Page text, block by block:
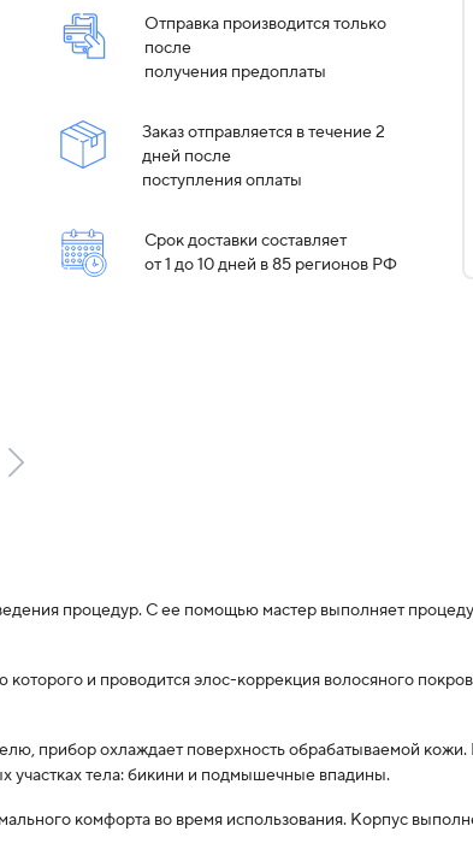
Отправка производится только
после
получения предоплаты
Заказ отправляется в течение 2
дней после
поступления оплаты
Срок доставки составляет
от 1 до 10 дней в 85 регионов РФ
процедур. С ее помощью мастер выполняет
и проводится элос-коррекция волосяного
прибор охлаждает поверхность обрабатываемой
участках тела: бикини и подмышечные впадины.
комфорта во время использования. Корпус